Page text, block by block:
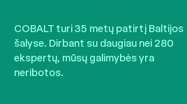
COBALT turi 35 metų patirtį Baltijos
šalyse. Dirbant su daugiau nei 280
ekspertų, mūsų galimybės yra
neribotos.